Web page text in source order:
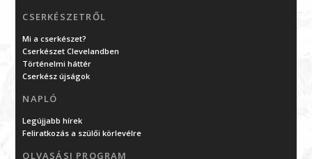
CSERKÉSZETRŐL
Mi a cserkészet?
Cserkészet Clevelandben
Történelmi háttér
Cserkész újságok
NAPLÓ
Legújjabb hírek
Feliratkozás a szülői körlevélre
OLVASÁSI PROGRAM